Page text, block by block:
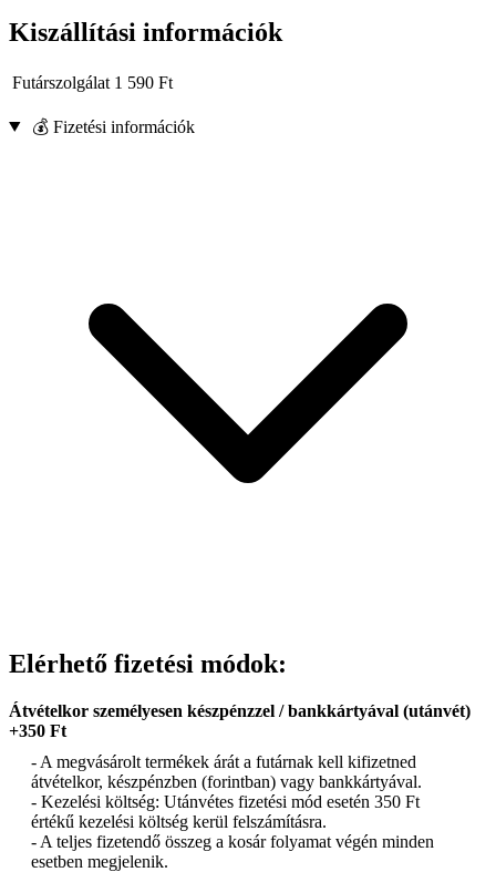
Kiszállítási információk
Futárszolgálat 1 590 Ft
💰 Fizetési információk
Elérhető fizetési módok:
Átvételkor személyesen készpénzzel / bankkártyával (utánvét)
+350 Ft
- A megvásárolt termékek árát a futárnak kell kifizetned
átvételkor, készpénzben (forintban) vagy bankkártyával.
- Kezelési költség: Utánvétes fizetési mód esetén 350 Ft
értékű kezelési költség kerül felszámításra.
- A teljes fizetendő összeg a kosár folyamat végén minden
esetben megjelenik.